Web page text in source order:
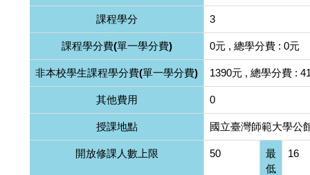
課程學分 3
課程學分費(單一學分費) 0元 , 總學分費 : 0元
非本校學生課程學分費(單一學分費) 1390元 , 總學分費 :
其他費用 0
授課地點 國立臺灣師範大學公
開放修課人數上限 50
最
低
16